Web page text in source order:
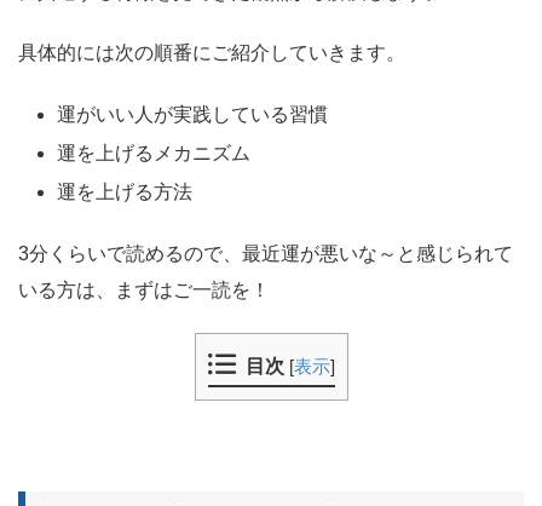
具体的には次の順番にご紹介していきます。
運がいい人が実践している習慣
運を上げるメカニズム
運を上げる方法
3分くらいで読めるので、最近運が悪いな～と感じられて
いる方は、まずはご一読を！
目次 [表示]